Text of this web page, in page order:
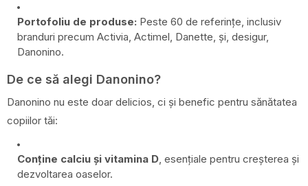
Portofoliu de produse: Peste 60 de referințe, inclusiv
branduri precum Activia, Actimel, Danette, și, desigur,
Danonino.
De ce să alegi Danonino?
Danonino nu este doar delicios, ci și benefic pentru sănătatea
copiilor tăi:
Conține calciu și vitamina D, esențiale pentru creșterea și
dezvoltarea oaselor.